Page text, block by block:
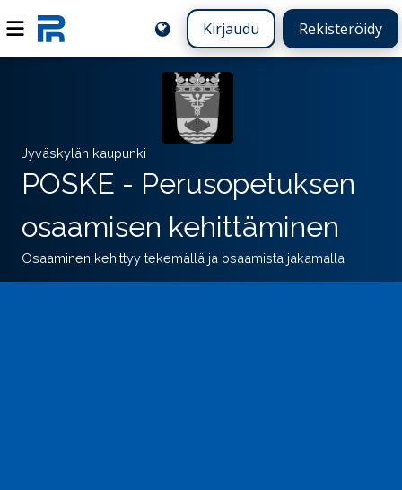
Kirjaudu Rekisteröidy
Jyväskylän kaupunki
POSKE - Perusopetuksen
osaamisen kehittäminen
Osaaminen kehittyy tekemällä ja osaamista jakamalla